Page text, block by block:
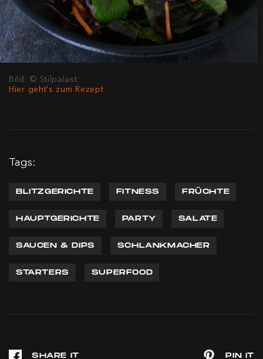
Bild: © Stilpalast
Hier geht's zum Rezept
Tags:
BLITZGERICHTE FITNESS FRÜCHTE
HAUPTGERICHTE PARTY SALATE
SAUCEN & DIPS SCHLANKMACHER
STARTERS SUPERFOOD